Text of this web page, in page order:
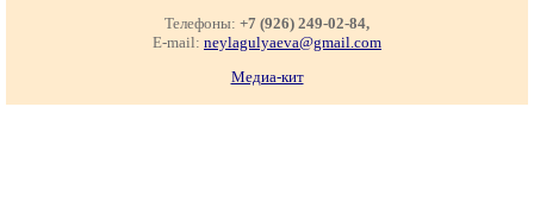
Телефоны: +7 (926) 249-02-84,
E-mail: neylagulyaeva@gmail.com
Медиа-кит